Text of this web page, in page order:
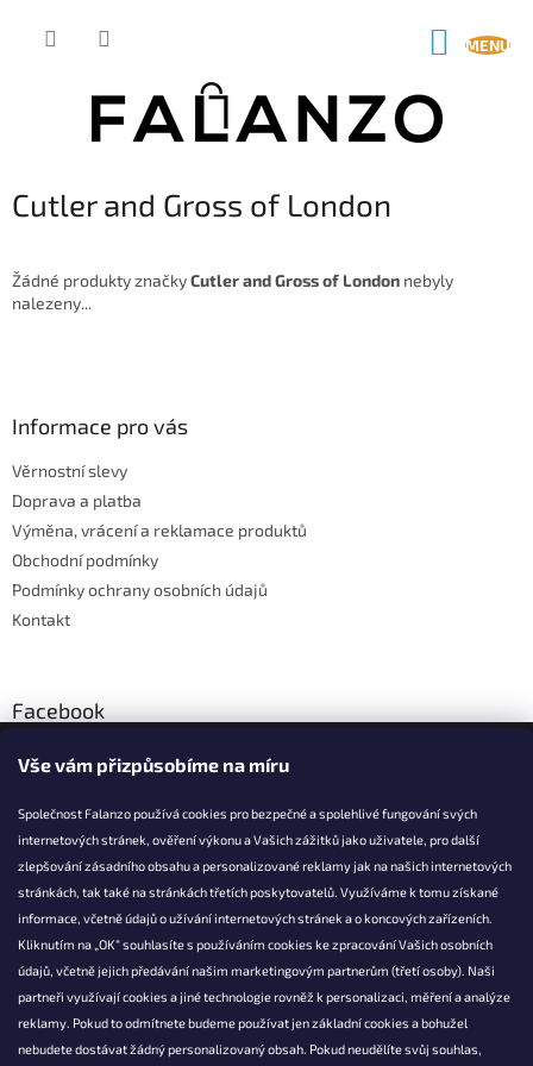
Vše vám přizpůsobíme na míru
Společnost Falanzo používá cookies pro bezpečné a spolehlivé fungování svých
internetových stránek, ověření výkonu a Vašich zážitků jako uživatele, pro další
zlepšování zásadního obsahu a personalizované reklamy jak na našich internetových
stránkách, tak také na stránkách třetích poskytovatelů. Využíváme k tomu získané
informace, včetně údajů o užívání internetových stránek a o koncových zařízeních.
Kliknutím na „OK“ souhlasíte s používáním cookies ke zpracování Vašich osobních
údajů, včetně jejich předávání našim marketingovým partnerům (třetí osoby). Naši
partneři využívají cookies a jiné technologie rovněž k personalizaci, měření a analýze
reklamy. Pokud to odmítnete budeme používat jen základní cookies a bohužel
nebudete dostávat žádný personalizovaný obsah. Pokud neudělíte svůj souhlas,
Cutler and Gross of London
Žádné produkty značkyCutler and Gross of London nebyly
nalezeny...
Informace pro vás
Věrnostní slevy
Doprava a platba
Výměna, vrácení a reklamace produktů
Obchodní podmínky
Podmínky ochrany osobních údajů
Kontakt
Facebook
KONTAKT
info@falanzo.cz
Falanzo.cz
FalanzoCZ